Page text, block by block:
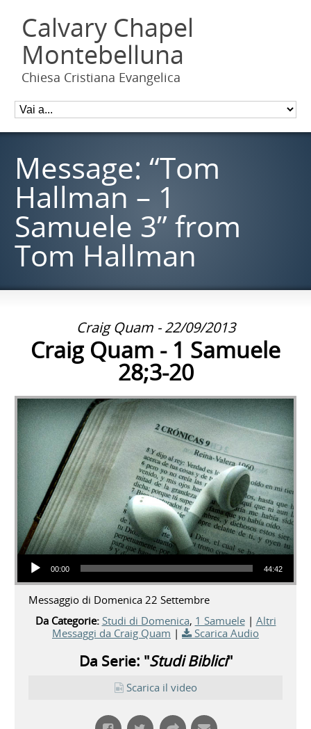
Calvary Chapel
Montebelluna
Chiesa Cristiana Evangelica
Message: “Tom
Hallman – 1
Samuele 3” from
Tom Hallman
Craig Quam - 22/09/2013
Craig Quam - 1 Samuele
28;3-20
Audio Player
00:00 44:42
Messaggio di Domenica 22 Settembre
Da Categorie: Studi di Domenica, 1 Samuele| Altri
Messaggi da Craig Quam | Scarica Audio
Da Serie: "Studi Biblici"
Scarica il video